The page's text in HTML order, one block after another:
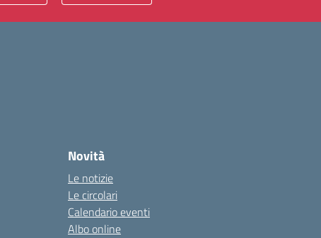
Novità
Le notizie
Le circolari
Calendario eventi
Albo online